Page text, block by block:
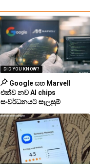
DID YOU KNOW?
Google සහ Marvell
එක්ව නව AI chips
සංවර්ධනයට සැලසුම්